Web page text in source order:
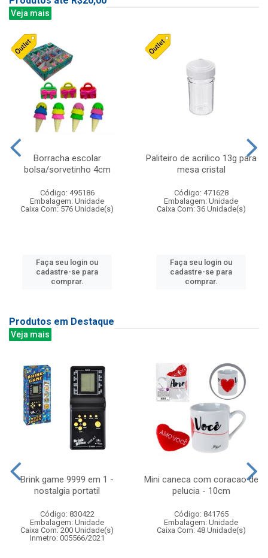
Veja mais
Borracha escolar
bolsa/sorvetinho 4cm
Código: 495186
Embalagem: Unidade
Caixa Com: 576 Unidade(s)
Faça seu login ou
cadastre-se para
comprar.
Paliteiro de acrilico 13g para
mesa cristal
Código: 471628
Embalagem: Unidade
Caixa Com: 36 Unidade(s)
Faça seu login ou
cadastre-se para
comprar.
Produtos em Destaque
Veja mais
Brink game 9999 em 1 -
nostalgia portatil
Código: 830422
Embalagem: Unidade
Caixa Com: 200 Unidade(s)
Inmetro: 005566/2021
Mini caneca com coracao de
pelucia - 10cm
Código: 841765
Embalagem: Unidade
Caixa Com: 48 Unidade(s)